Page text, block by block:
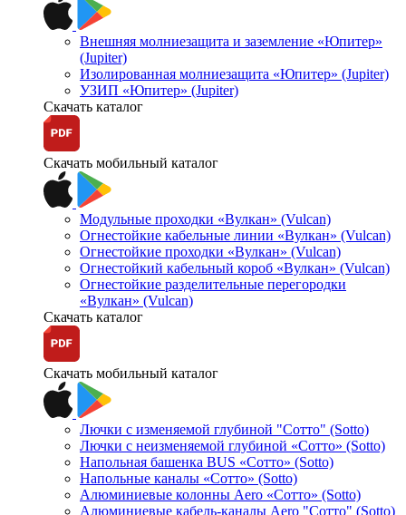
Внешняя молниезащита и заземление «Юпитер»
(Jupiter)
Изолированная молниезащита «Юпитер» (Jupiter)
УЗИП «Юпитер» (Jupiter)
Скачать каталог
Скачать мобильный каталог
Модульные проходки «Вулкан» (Vulcan)
Огнестойкие кабельные линии «Вулкан» (Vulcan)
Огнестойкие проходки «Вулкан» (Vulcan)
Огнестойкий кабельный короб «Вулкан» (Vulcan)
Огнестойкие разделительные перегородки
«Вулкан» (Vulcan)
Скачать каталог
Скачать мобильный каталог
Лючки с изменяемой глубиной "Сотто" (Sotto)
Лючки с неизменяемой глубиной «Сотто» (Sotto)
Напольная башенка BUS «Сотто» (Sotto)
Напольные каналы «Сотто» (Sotto)
Алюминиевые колонны Aero «Сотто» (Sotto)
Алюминиевые кабель-каналы Aero "Сотто" (Sotto)